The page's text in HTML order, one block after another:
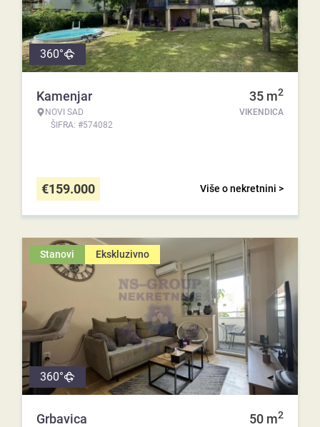
360°
Kamenjar
NOVI SAD
ŠIFRA: #574082
35 m2
VIKENDICA
Više o nekretnini >
€159.000
Stanovi Ekskluzivno
360°
Grbavica 50 m2